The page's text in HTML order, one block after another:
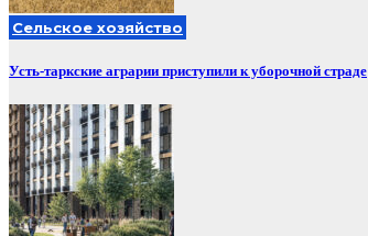
Сельское хозяйство
Усть-таркские аграрии приступили к уборочной страде